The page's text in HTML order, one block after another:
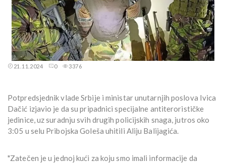
21.11.2024 0 3376
Potpredsjednik vlade Srbije i ministar unutarnjih poslova Ivica
Dačić izjavio je da su pripadnici specijalne antiterorističke
jedinice, uz suradnju svih drugih policijskih snaga, jutros oko
3:05 u selu Pribojska Goleša uhitili Aliju Balijagića.
"Zatečen je u jednoj kući za koju smo imali informacije da